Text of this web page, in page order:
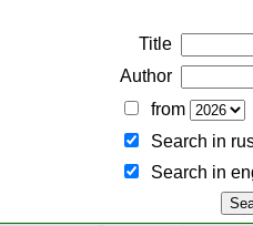
Title
Author
from
Search in
Search in